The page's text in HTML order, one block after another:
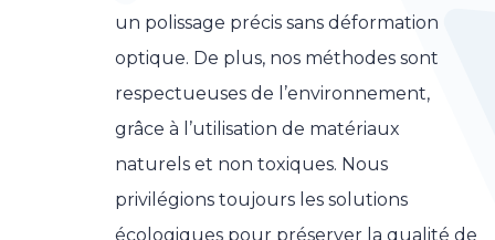
un polissage précis sans déformation
optique. De plus, nos méthodes sont
respectueuses de l’environnement,
grâce à l’utilisation de matériaux
naturels et non toxiques. Nous
privilégions toujours les solutions
écologiques pour préserver la qualité de